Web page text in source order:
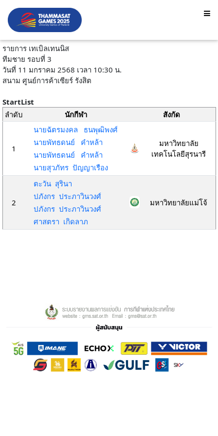
รายการ เทเบิลเทนนิส
ทีมชาย รอบที่ 3
วันที่ 11 มกราคม 2568 เวลา 10:30 น.
สนาม ศูนย์การค้าเซียร์ รังสิต
StartList
ลำดับ
นักกีฬา สังกัด
1
นายฉัตรมงคล ธนพุฒิพงศ์
นายพัทธดนย์ คำหล้า
นายพัทธดนย์ คำหล้า
นายสุวภัทร ปัญญาเรือง
มหาวิทยาลัย
เทคโนโลยีสุรนารี
2
ตะวัน สุรินา
ปภังกร ประภาวินวงศ์
ปภังกร ประภาวินวงศ์
ศาสตรา เกิดลาภ
มหาวิทยาลัยแม่โจ้